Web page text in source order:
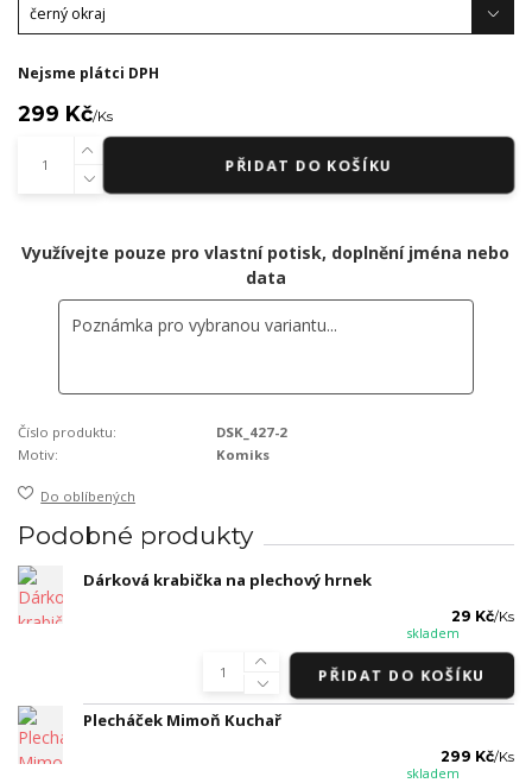
Nejsme plátci DPH
299 Kč/Ks
PŘIDAT DO KOŠÍKU
Využívejte pouze pro vlastní potisk, doplnění jména nebo
data
Číslo produktu:
DSK_427-2
Motiv:
Komiks
Do oblíbených
Podobné produkty
Dárková krabička na plechový hrnek
29 Kč/Ks
skladem
PŘIDAT DO KOŠÍKU
Plecháček Mimoň Kuchař
299 Kč/Ks
skladem